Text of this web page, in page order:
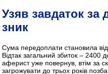
Узяв завдаток за
зник
Сума передоплати становила
Відтак загальний збиток – 2400
аферист уже повернув, втім за
загрожувати до трьох років